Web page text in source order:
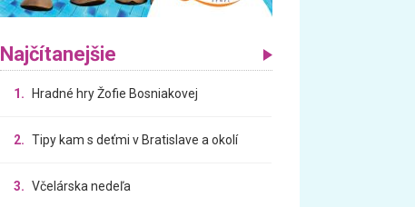
Najčítanejšie
1. Hradné hry Žofie Bosniakovej
2. Tipy kam s deťmi v Bratislave a okolí
3. Včelárska nedeľa